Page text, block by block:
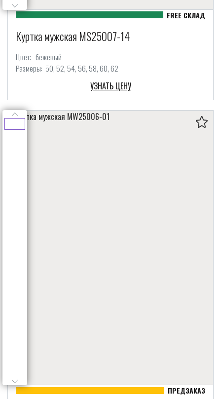
Куртка мужская MS25007-14
Цвет: бежевый
Размеры: 50 52 54 56 58 60 62
УЗНАТЬ ЦЕНУ